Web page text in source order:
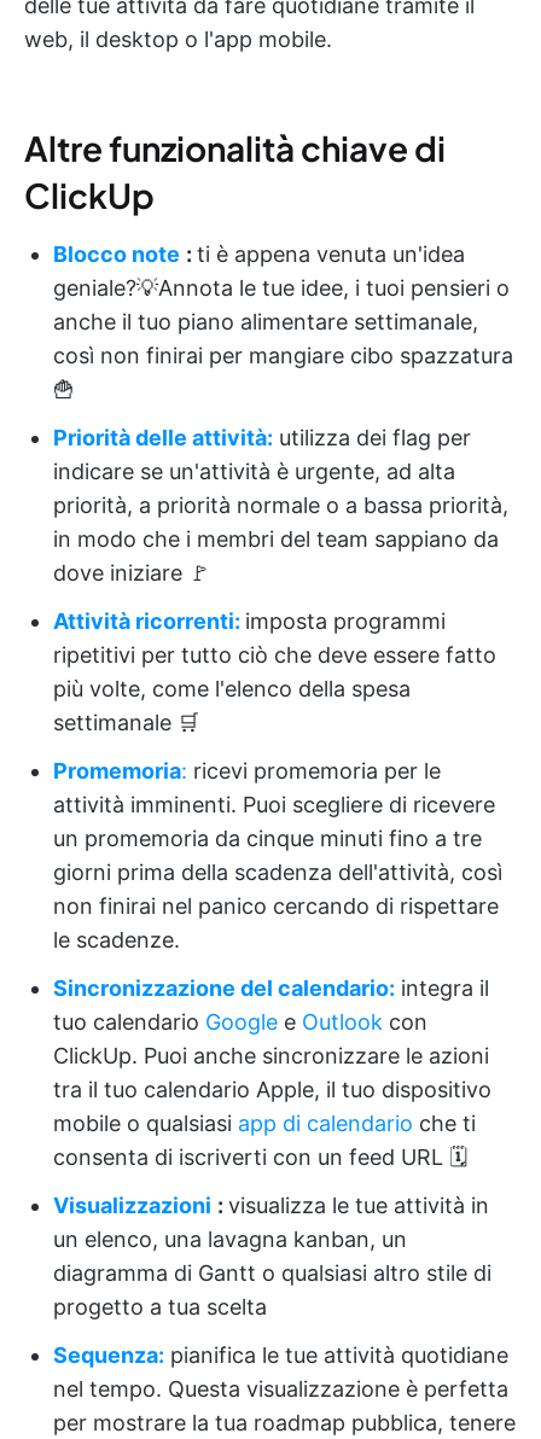
delle tue attività da fare quotidiane tramite il
web, il desktop o l'app mobile.
Altre funzionalità chiave di
ClickUp
Blocco note : ti è appena venuta un'idea
geniale?💡Annota le tue idee, i tuoi pensieri o
anche il tuo piano alimentare settimanale,
così non finirai per mangiare cibo spazzatura
🍟
Priorità delle attività: utilizza dei flag per
indicare se un'attività è urgente, ad alta
priorità, a priorità normale o a bassa priorità,
in modo che i membri del team sappiano da
dove iniziare 🚩
Attività ricorrenti: imposta programmi
ripetitivi per tutto ciò che deve essere fatto
più volte, come l'elenco della spesa
settimanale 🛒
Promemoria: ricevi promemoria per le
attività imminenti. Puoi scegliere di ricevere
un promemoria da cinque minuti fino a tre
giorni prima della scadenza dell'attività, così
non finirai nel panico cercando di rispettare
le scadenze.
Sincronizzazione del calendario: integra il
tuo calendario Google e Outlook con
ClickUp. Puoi anche sincronizzare le azioni
tra il tuo calendario Apple, il tuo dispositivo
mobile o qualsiasi app di calendario che ti
consenta di iscriverti con un feed URL 🗓
Visualizzazioni : visualizza le tue attività in
un elenco, una lavagna kanban, un
diagramma di Gantt o qualsiasi altro stile di
progetto a tua scelta
Sequenza: pianifica le tue attività quotidiane
nel tempo. Questa visualizzazione è perfetta
per mostrare la tua roadmap pubblica, tenere